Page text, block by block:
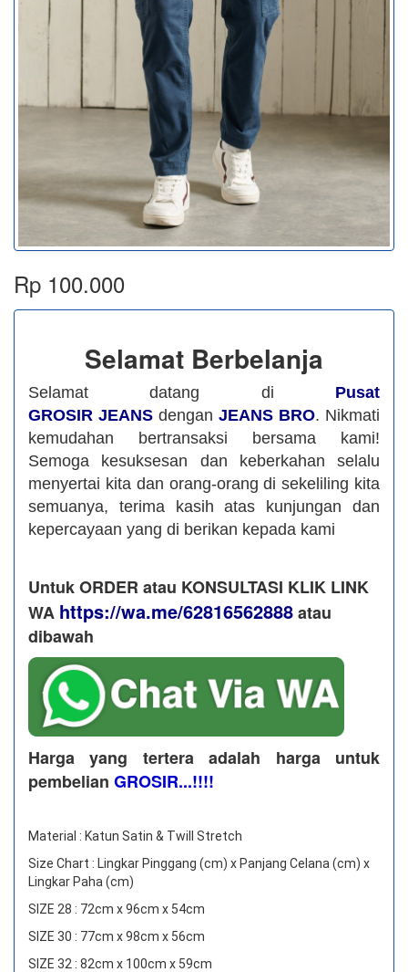
Rp 100.000
Selamat Berbelanja
Selamat datang di Pusat
GROSIR JEANS dengan JEANS BRO. Nikmati
kemudahan bertransaksi bersama kami!
Semoga kesuksesan dan keberkahan selalu
menyertai kita dan orang-orang di sekeliling kita
semuanya, terima kasih atas kunjungan dan
kepercayaan yang di berikan kepada kami
Untuk ORDER atau KONSULTASI KLIK LINK
WA https://wa.me/62816562888​ atau
dibawah
Harga yang tertera adalah harga untuk
pembelian GROSIR...!!!!
Material : Katun Satin & Twill Stretch
Size Chart : Lingkar Pinggang (cm) x Panjang Celana (cm) x
Lingkar Paha (cm)
SIZE 28 : 72cm x 96cm x 54cm
SIZE 30 : 77cm x 98cm x 56cm
SIZE 32 : 82cm x 100cm x 59cm